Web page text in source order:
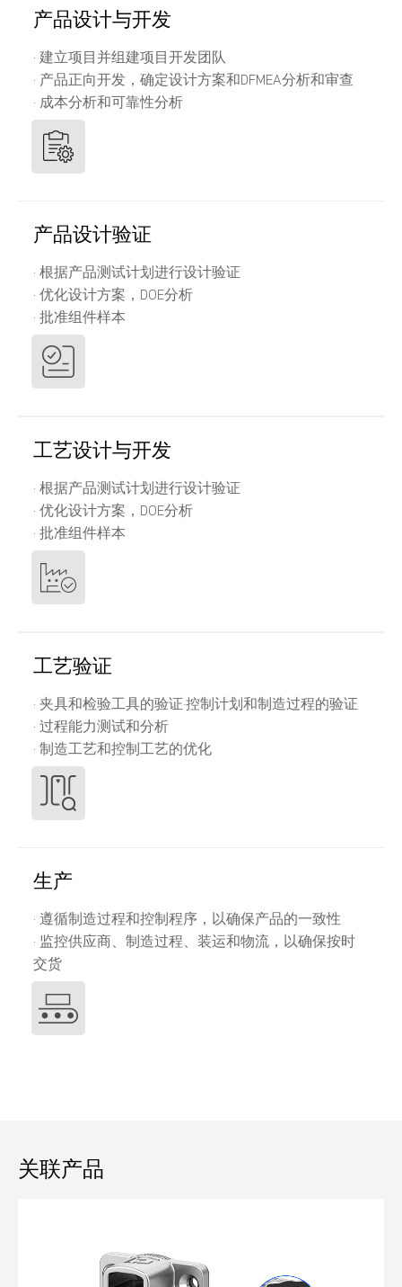
产品设计与开发
· 建立项目并组建项目开发团队
· 产品正向开发，确定设计方案和DFMEA分析和审查
· 成本分析和可靠性分析
产品设计验证
· 根据产品测试计划进行设计验证
· 优化设计方案，DOE分析
· 批准组件样本
工艺设计与开发
· 根据产品测试计划进行设计验证
· 优化设计方案，DOE分析
· 批准组件样本
工艺验证
· 夹具和检验工具的验证·控制计划和制造过程的验证
· 过程能力测试和分析
· 制造工艺和控制工艺的优化
生产
· 遵循制造过程和控制程序，以确保产品的一致性
· 监控供应商、制造过程、装运和物流，以确保按时
交货
关联产品